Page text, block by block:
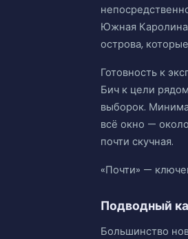
Южная
острова,
Готовность к
Бич к цели
выборок.
всё окно —
почти скучная.
«Почти» —
Подводный
Большинство